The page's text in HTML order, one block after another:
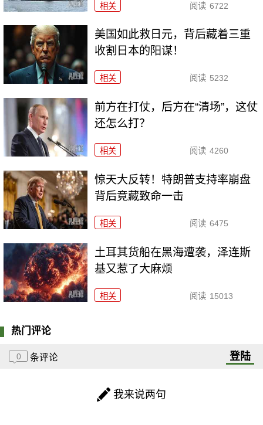
相关 阅读 6722
美国如此救日元，背后藏着三重
收割日本的阳谋！
相关 阅读 5232
前方在打仗，后方在“清场”，这仗
还怎么打？
相关 阅读 4260
惊天大反转！特朗普支持率崩盘
背后竟藏致命一击
相关 阅读 6475
土耳其货船在黑海遭袭，泽连斯
基又惹了大麻烦
相关 阅读 15013
热门评论
0 条评论 登陆
我来说两句